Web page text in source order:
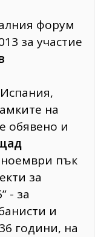
форум
за участие
на
обявено и
пък
за
- за
и
години, на